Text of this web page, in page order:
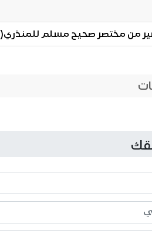
صحيح مسلم للمنذري(47) من نوقش العمل ُعذّب